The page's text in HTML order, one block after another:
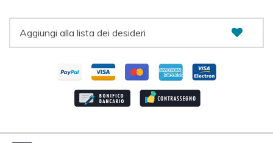
Aggiungi alla lista dei desideri